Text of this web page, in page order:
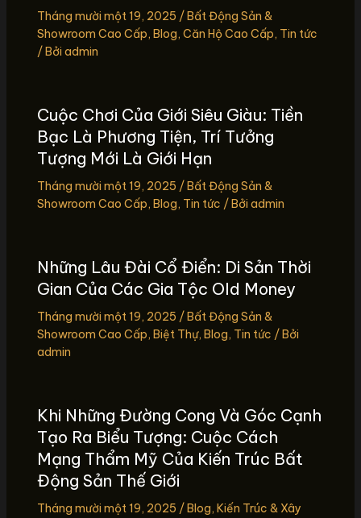
Tháng mười một 19, 2025 /Bất Động Sản &
Showroom Cao Cấp, Blog, Căn Hộ Cao Cấp, Tin tức
/ Bởi admin
Cuộc Chơi Của Giới Siêu Giàu: Tiền
Bạc Là Phương Tiện, Trí Tưởng
Tượng Mới Là Giới Hạn
Tháng mười một 19, 2025 /Bất Động Sản &
Showroom Cao Cấp, Blog, Tin tức / Bởi admin
Những Lâu Đài Cổ Điển: Di Sản Thời
Gian Của Các Gia Tộc Old Money
Tháng mười một 19, 2025 /Bất Động Sản &
Showroom Cao Cấp, Biệt Thự, Blog, Tin tức / Bởi
admin
Khi Những Đường Cong Và Góc Cạnh
Tạo Ra Biểu Tượng: Cuộc Cách
Mạng Thẩm Mỹ Của Kiến Trúc Bất
Động Sản Thế Giới
Tháng mười một 19, 2025 /Blog, Kiến Trúc & Xây